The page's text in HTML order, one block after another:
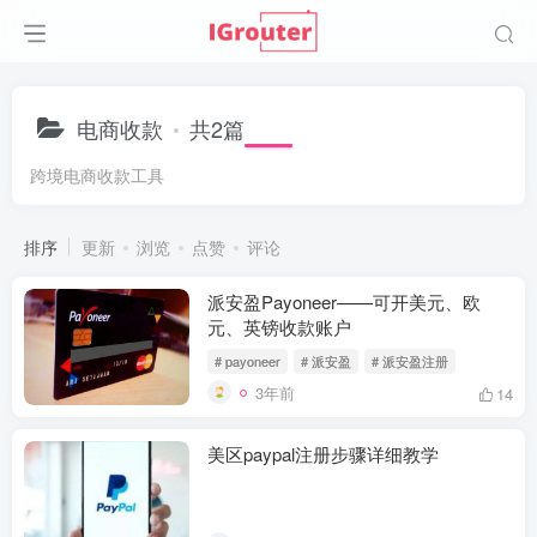
电商收款 共2篇
跨境电商收款工具
排序 更新 浏览 点赞 评论
派安盈Payoneer——可开美元、欧
元、英镑收款账户
# payoneer # 派安盈 # 派安盈注册
3年前 14
美区paypal注册步骤详细教学